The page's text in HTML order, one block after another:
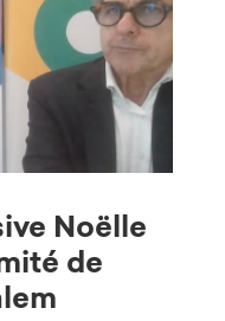
Noëlle
de